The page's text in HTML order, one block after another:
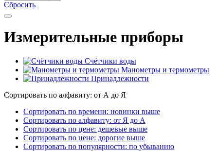
Сбросить
Измерительные приборы
Счётчики воды
Манометры и термометры
Принадлежности
Сортировать по алфавиту: от А до Я
Сортировать по времени: новинки выше
Сортировать по алфавиту: от Я до А
Сортировать по цене: дешевые выше
Сортировать по цене: дорогие выше
Сортировать по популярности: по убыванию